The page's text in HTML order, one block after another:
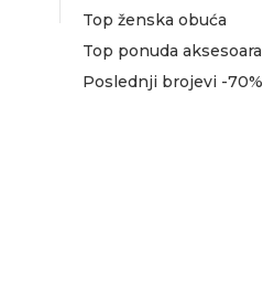
Top ženska obuća
Top ponuda aksesoara
Poslednji brojevi -70%